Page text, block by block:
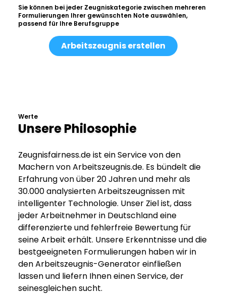
Sie können bei jeder Zeugniskategorie zwischen mehreren
Formulierungen Ihrer gewünschten Note auswählen,
passend für Ihre Berufsgruppe
Arbeitszeugnis erstellen
Werte
Unsere Philosophie
Zeugnisfairness.de ist ein Service von den
Machern von Arbeitszeugnis.de. Es bündelt die
Erfahrung von über 20 Jahren und mehr als
30.000 analysierten Arbeitszeugnissen mit
intelligenter Technologie. Unser Ziel ist, dass
jeder Arbeitnehmer in Deutschland eine
differenzierte und fehlerfreie Bewertung für
seine Arbeit erhält. Unsere Erkenntnisse und die
bestgeeigneten Formulierungen haben wir in
den Arbeitszeugnis-Generator einfließen
lassen und liefern Ihnen einen Service, der
seinesgleichen sucht.